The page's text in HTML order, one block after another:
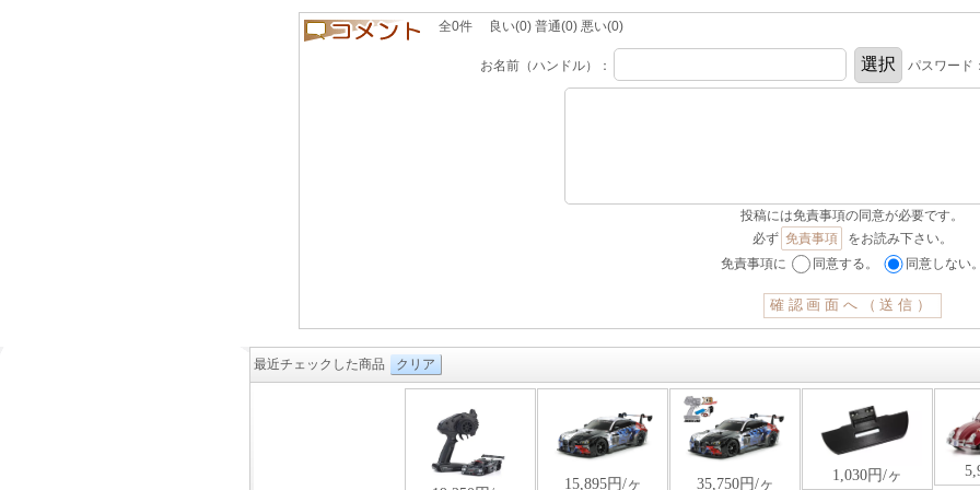
全0件 良い(0) 普通(0) 悪い(0)
お名前（ハンドル）： パスワード
投稿には免責事項の同意が必要です。
必ず 免責事項
をお読み下さい。
免責事項に
同意する。 同意しない
最近チェックした商品 クリア